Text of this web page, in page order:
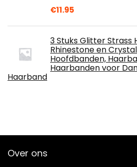
€11.95
3 Stuks Glitter Strass
Rhinestone en
Hoofdbanden,
Haarbanden voor
Haarband
Over ons